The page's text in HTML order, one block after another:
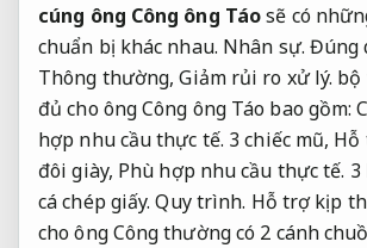
cúng ông Công ông Táosẽ có
chuẩn bị khác nhau. Nhân sự. Đúng
Thông thường,Giảm rủi ro xử lý. bộ
đủ cho ông Công ông Táo bao gồm:
hợp nhu cầu thực tế. 3 chiếc mũ, Hỗ
đôi giày, Phù hợp nhu cầu thực tế. 3
cá chép giấy.Quy trình. Hỗ trợ kịp
cho ông Công thường có 2 cánh